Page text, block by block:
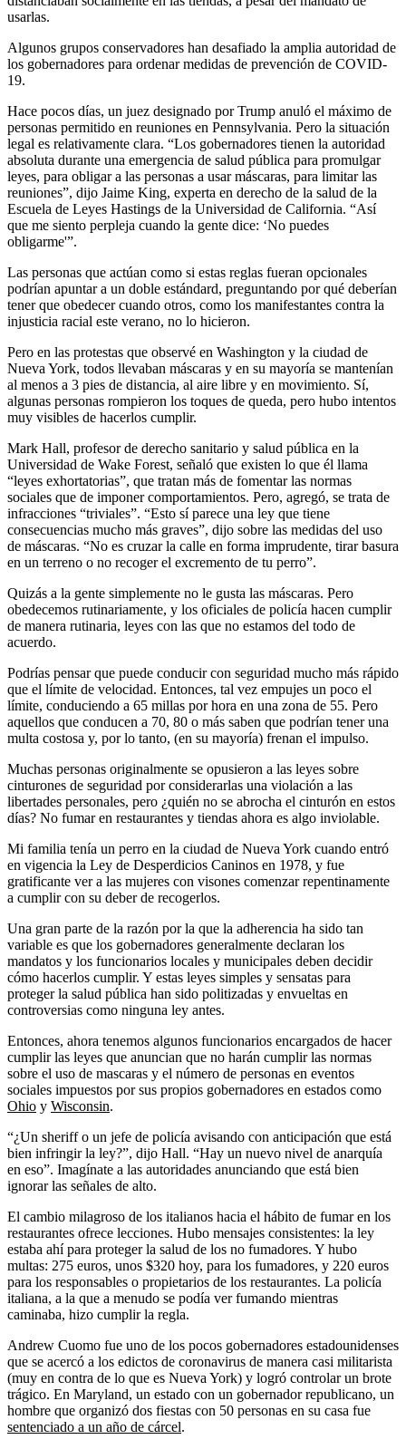
usarlas.
Algunos grupos conservadores han desafiado la amplia autoridad de
los gobernadores para ordenar medidas de prevención de COVID-
19.
Hace pocos días, un juez designado por Trump anuló el máximo de
personas permitido en reuniones en Pennsylvania. Pero la situación
legal es relativamente clara. “Los gobernadores tienen la autoridad
absoluta durante una emergencia de salud pública para promulgar
leyes, para obligar a las personas a usar máscaras, para limitar las
reuniones”, dijo Jaime King, experta en derecho de la salud de la
Escuela de Leyes Hastings de la Universidad de California. “Así
que me siento perpleja cuando la gente dice: ‘No puedes
obligarme'”.
Las personas que actúan como si estas reglas fueran opcionales
podrían apuntar a un doble estándard, preguntando por qué deberían
tener que obedecer cuando otros, como los manifestantes contra la
injusticia racial este verano, no lo hicieron.
Pero en las protestas que observé en Washington y la ciudad de
Nueva York, todos llevaban máscaras y en su mayoría se mantenían
al menos a 3 pies de distancia, al aire libre y en movimiento. Sí,
algunas personas rompieron los toques de queda, pero hubo intentos
muy visibles de hacerlos cumplir.
Mark Hall, profesor de derecho sanitario y salud pública en la
Universidad de Wake Forest, señaló que existen lo que él llama
“leyes exhortatorias”, que tratan más de fomentar las normas
sociales que de imponer comportamientos. Pero, agregó, se trata de
infracciones “triviales”. “Esto sí parece una ley que tiene
consecuencias mucho más graves”, dijo sobre las medidas del uso
de máscaras. “No es cruzar la calle en forma imprudente, tirar basura
en un terreno o no recoger el excremento de tu perro”.
Quizás a la gente simplemente no le gusta las máscaras. Pero
obedecemos rutinariamente, y los oficiales de policía hacen cumplir
de manera rutinaria, leyes con las que no estamos del todo de
acuerdo.
Podrías pensar que puede conducir con seguridad mucho más rápido
que el límite de velocidad. Entonces, tal vez empujes un poco el
límite, conduciendo a 65 millas por hora en una zona de 55. Pero
aquellos que conducen a 70, 80 o más saben que podrían tener una
multa costosa y, por lo tanto, (en su mayoría) frenan el impulso.
Muchas personas originalmente se opusieron a las leyes sobre
cinturones de seguridad por considerarlas una violación a las
libertades personales, pero ¿quién no se abrocha el cinturón en estos
días? No fumar en restaurantes y tiendas ahora es algo inviolable.
Mi familia tenía un perro en la ciudad de Nueva York cuando entró
en vigencia la Ley de Desperdicios Caninos en 1978, y fue
gratificante ver a las mujeres con visones comenzar repentinamente
a cumplir con su deber de recogerlos.
Una gran parte de la razón por la que la adherencia ha sido tan
variable es que los gobernadores generalmente declaran los
mandatos y los funcionarios locales y municipales deben decidir
cómo hacerlos cumplir. Y estas leyes simples y sensatas para
proteger la salud pública han sido politizadas y envueltas en
controversias como ninguna ley antes.
Entonces, ahora tenemos algunos funcionarios encargados de hacer
cumplir las leyes que anuncian que no harán cumplir las normas
sobre el uso de mascaras y el número de personas en eventos
sociales impuestos por sus propios gobernadores en estados como
Ohio y Wisconsin.
“¿Un sheriff o un jefe de policía avisando con anticipación que está
bien infringir la ley?”, dijo Hall. “Hay un nuevo nivel de anarquía
en eso”. Imagínate a las autoridades anunciando que está bien
ignorar las señales de alto.
El cambio milagroso de los italianos hacia el hábito de fumar en los
restaurantes ofrece lecciones. Hubo mensajes consistentes: la ley
estaba ahí para proteger la salud de los no fumadores. Y hubo
multas: 275 euros, unos $320 hoy, para los fumadores, y 220 euros
para los responsables o propietarios de los restaurantes. La policía
italiana, a la que a menudo se podía ver fumando mientras
caminaba, hizo cumplir la regla.
Andrew Cuomo fue uno de los pocos gobernadores estadounidenses
que se acercó a los edictos de coronavirus de manera casi militarista
(muy en contra de lo que es Nueva York) y logró controlar un brote
trágico. En Maryland, un estado con un gobernador republicano, un
hombre que organizó dos fiestas con 50 personas en su casa fue
sentenciado a un año de cárcel.